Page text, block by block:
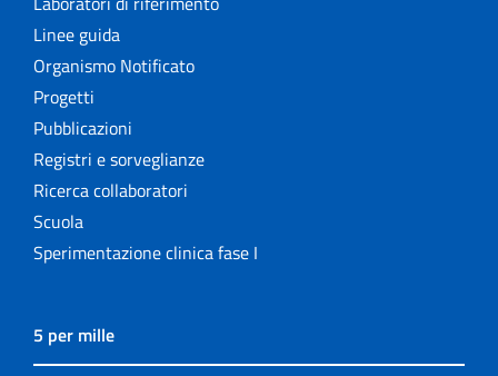
Linee guida
Organismo Notificato
Progetti
Pubblicazioni
Registri e sorveglianze
Ricerca collaboratori
Scuola
Sperimentazione clinica fase I
5 per mille